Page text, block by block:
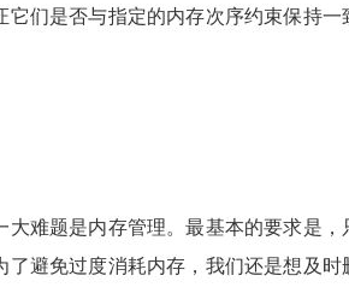
们是否与指定的内存次序约束保持一
难题是内存管理。最基本的要求是
避免过度消耗内存，我们还是想及时